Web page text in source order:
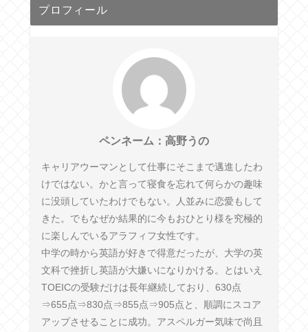
プロフィール
ペンネーム：高野うの
キャリアウーマンとして仕事にそこまで邁進したわ
けではない。かと言って寝食を忘れて何らかの趣味
に没頭していたわけでもない。人並みに恋愛もして
きた。でもなぜか結果的に今もおひとり様を究極的
に楽しんでいるアラフィフ女性です。
中学の時から英語が好きで得意だったが、大学の英
文科で挫折し英語が大嫌いになりかける。とはいえ
TOEICの受験だけは長年継続しており、630点
⇒655点⇒830点⇒855点⇒905点と、順調にスコア
アップさせることに成功。アスペルガー気味で尚且